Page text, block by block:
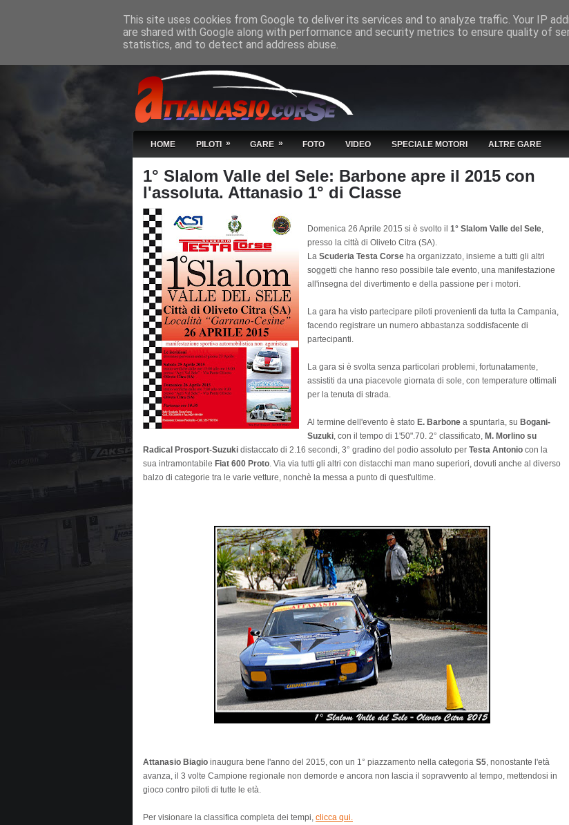
HOME PILOTI » GARE » FOTO VIDEO SPECIALE MOTORI ALTRE GARE
1° Slalom Valle del Sele: Barbone apre il 2015 con
l'assoluta. Attanasio 1° di Classe
Domenica 26 Aprile 2015 si è svolto il 1° Slalom Valle del Sele,
presso la città di Oliveto Citra (SA).
La Scuderia Testa Corse ha organizzato, insieme a tutti gli altri
soggetti che hanno reso possibile tale evento, una manifestazione
all'insegna del divertimento e della passione per i motori.
La gara ha visto partecipare piloti provenienti da tutta la Campania,
facendo registrare un numero abbastanza soddisfacente di
partecipanti.
La gara si è svolta senza particolari problemi, fortunatamente,
assistiti da una piacevole giornata di sole, con temperature ottimali
per la tenuta di strada.
Al termine dell'evento è stato E. Barbone a spuntarla, su Bogani-
Suzuki, con il tempo di 1'50".70. 2° classificato, M. Morlino su
Radical Prosport-Suzuki distaccato di 2.16 secondi, 3° gradino del podio assoluto per Testa Antonio con la
sua intramontabile Fiat 600 Proto. Via via tutti gli altri con distacchi man mano superiori, dovuti anche al diverso
balzo di categorie tra le varie vetture, nonchè la messa a punto di quest'ultime.
Attanasio Biagio inaugura bene l'anno del 2015, con un 1° piazzamento nella categoria S5, nonostante l'età
avanza, il 3 volte Campione regionale non demorde e ancora non lascia il sopravvento al tempo, mettendosi in
gioco contro piloti di tutte le età.
Per visionare la classifica completa dei tempi, clicca qui.
This site uses cookies from Google to deliver its services and to analyze traffic. Your IP
are shared with Google along with performance and security metrics to ensure quality of
statistics, and to detect and address abuse.